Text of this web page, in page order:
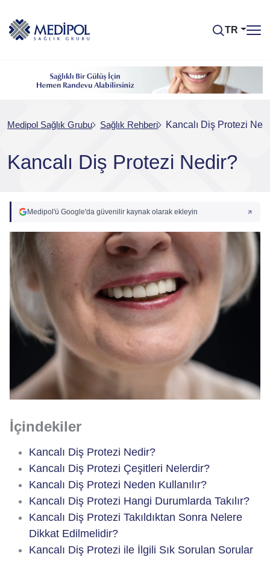
TR
Medipol Sağlık Grubu Sağlık Rehberi Kancalı Diş Protezi
Kancalı Diş Protezi Nedir?
Medipol'ü Google'da güvenilir kaynak olarak ekleyin
İçindekiler
Kancalı Diş Protezi Nedir?
Kancalı Diş Protezi Çeşitleri Nelerdir?
Kancalı Diş Protezi Neden Kullanılır?
Kancalı Diş Protezi Hangi Durumlarda Takılır?
Kancalı Diş Protezi Takıldıktan Sonra Nelere
Dikkat Edilmelidir?
Kancalı Diş Protezi ile İlgili Sık Sorulan Sorular